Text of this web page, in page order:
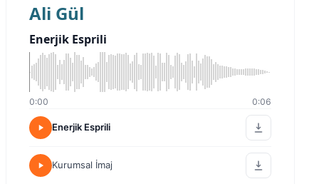
Ali Gül
Enerjik Esprili
0:00 0:06
Enerjik Esprili
Kurumsal İmaj